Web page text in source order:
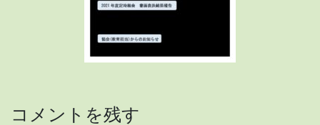
コメントを残す